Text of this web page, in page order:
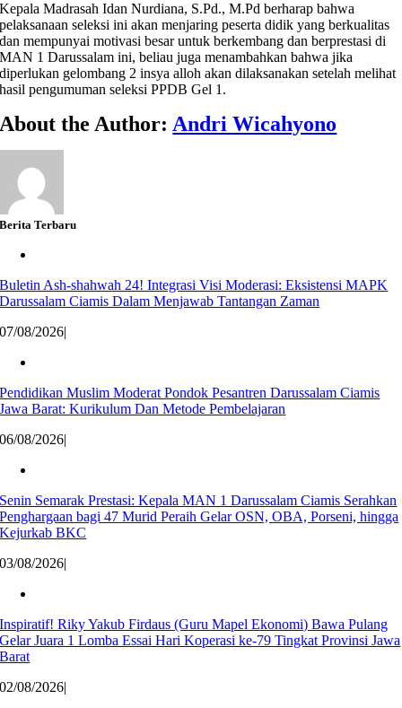
Kepala Madrasah Idan Nurdiana, S.Pd., M.Pd berharap bahwa
pelaksanaan seleksi ini akan menjaring peserta didik yang berkualitas
dan mempunyai motivasi besar untuk berkembang dan berprestasi di
MAN 1 Darussalam ini, beliau juga menambahkan bahwa jika
diperlukan gelombang 2 insya alloh akan dilaksanakan setelah melihat
hasil pengumuman seleksi PPDB Gel 1.
About the Author: Andri Wicahyono
Berita Terbaru
Buletin Ash-shahwah 24! Integrasi Visi Moderasi: Eksistensi MAPK
Darussalam Ciamis Dalam Menjawab Tantangan Zaman
07/08/2026|
Pendidikan Muslim Moderat Pondok Pesantren Darussalam Ciamis
Jawa Barat: Kurikulum Dan Metode Pembelajaran
06/08/2026|
Senin Semarak Prestasi: Kepala MAN 1 Darussalam Ciamis Serahkan
Penghargaan bagi 47 Murid Peraih Gelar OSN, OBA, Porseni, hingga
Kejurkab BKC
03/08/2026|
Inspiratif! Riky Yakub Firdaus (Guru Mapel Ekonomi) Bawa Pulang
Gelar Juara 1 Lomba Essai Hari Koperasi ke-79 Tingkat Provinsi Jawa
Barat
02/08/2026|